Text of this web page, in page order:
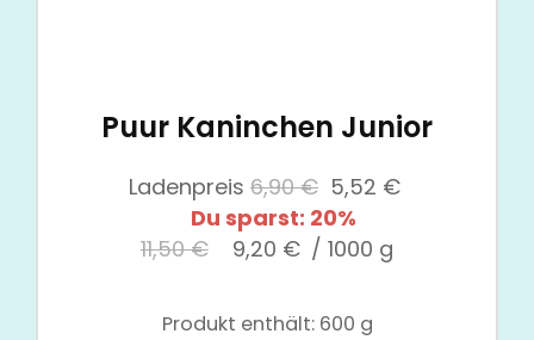
Puur Kaninchen Junior
Ladenpreis 6,90€ Ursprünglicher
Preis
war:
5,52 €
Du sparst: 20%
11,50€ 9,20 € /1000 g
Produkt enthält: 600 g